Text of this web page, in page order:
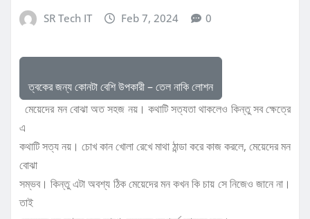
SR Tech IT Feb 7, 2024 0
ত্বকের জন্য কোনটা বেশি উপকারী – তেল নাকি লোশন
মেয়েদের মন বোঝা অত সহজ নয়। কথাটি সত্যতা থাকলেও কিন্তু সব ক্ষেত্রে
এ
কথাটি সত্য নয়। চোখ কান খোলা রেখে মাথা ঠান্ডা করে কাজ করলে, মেয়েদের মন
বোঝা
সম্ভব। কিন্তু এটা অবশ্য ঠিক মেয়েদের মন কখন কি চায় সে নিজেও জানে না।
তাই